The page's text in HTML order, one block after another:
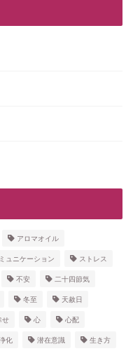
アロマオイル
ュニケーション ストレス
不安 二十四節気
冬至 天赦日
せ 心 心配
化 潜在意識 生き方